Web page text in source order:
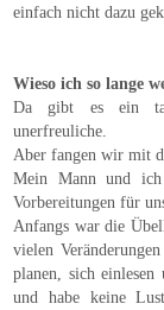
einfach nicht dazu
Wieso ich so lange
Da gibt es ein
unerfreuliche.
Aber fangen wir mit
Mein Mann und
Vorbereitungen für
Anfangs war die
vielen
planen, sich
und habe keine